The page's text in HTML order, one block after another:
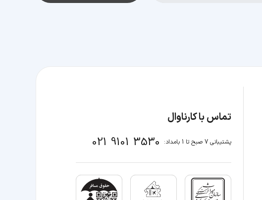
تماس با کارناوال
پشتیبانی 7 صبح تا 1 بامداد: 021 9101 3530